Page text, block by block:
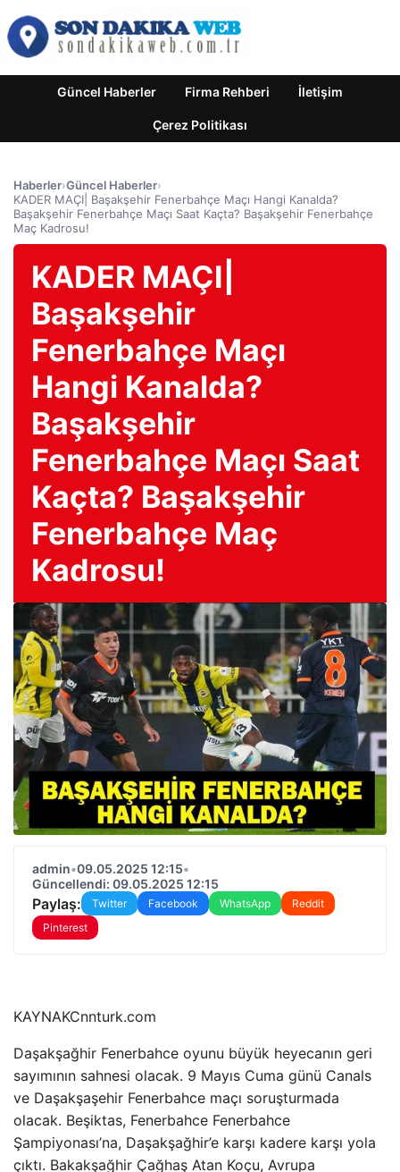
Güncel Haberler Firma Rehberi İletişim
Çerez Politikası
Haberler›Güncel Haberler›
KADER MAÇI| Başakşehir Fenerbahçe Maçı Hangi Kanalda?
Başakşehir Fenerbahçe Maçı Saat Kaçta? Başakşehir Fenerbahçe
Maç Kadrosu!
KADER MAÇI|
Başakşehir
Fenerbahçe Maçı
Hangi Kanalda?
Başakşehir
Fenerbahçe Maçı Saat
Kaçta? Başakşehir
Fenerbahçe Maç
Kadrosu!
admin•09.05.2025 12:15•
Güncellendi: 09.05.2025 12:15
Paylaş: Twitter Facebook WhatsApp
Reddit
Pinterest
KAYNAKCnnturk.com
Daşakşağhir Fenerbahce oyunu büyük heyecanın geri
sayımının sahnesi olacak. 9 Mayıs Cuma günü Canals
ve Daşakşaşehir Fenerbahce maçı soruşturmada
olacak. Beşiktas, Fenerbahce Fenerbahce
Şampiyonası’na, Daşakşağhir’e karşı kadere karşı yola
çıktı. Bakakşağhir Çağhaş Atan Koçu, Avrupa